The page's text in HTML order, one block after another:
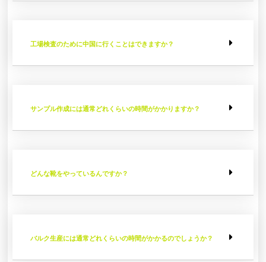
工場検査のために中国に行くことはできますか？
サンプル作成には通常どれくらいの時間がかかりますか？
どんな靴をやっているんですか？
バルク生産には通常どれくらいの時間がかかるのでしょうか？